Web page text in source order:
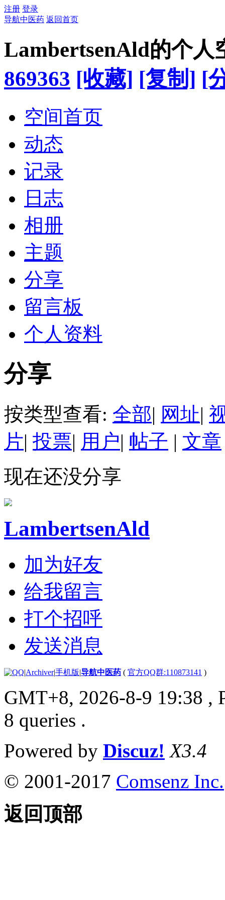
注册 登录
导航中医药 返回首页
LambertsenAld的个人
869363 [收藏] [复制] [
空间首页
动态
记录
日志
相册
主题
分享
留言板
个人资料
分享
按类型查看: 全部| 网址|
片| 投票| 用户| 帖子 | 文章
现在还没分享
LambertsenAld
加为好友
给我留言
打个招呼
发送消息
|Archiver|手机版|导航中医药 ( 官方QQ群:110873141 )
GMT+8, 2026-8-9 19:38 ,
8 queries .
Powered by Discuz! X3.4
© 2001-2017 Comsenz Inc.
返回顶部